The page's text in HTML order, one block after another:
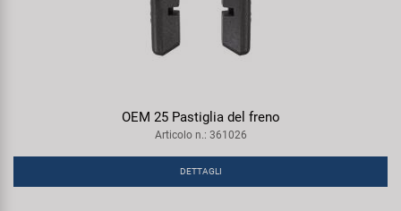
OEM 25 Pastiglia del freno
Articolo n.: 361026
DETTAGLI